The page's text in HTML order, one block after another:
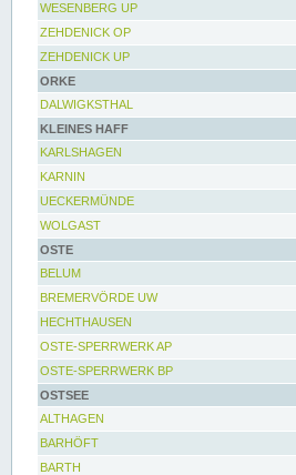
WESENBERG UP
ZEHDENICK OP
ZEHDENICK UP
ORKE
DALWIGKSTHAL
KLEINES HAFF
KARLSHAGEN
KARNIN
UECKERMÜNDE
WOLGAST
OSTE
BELUM
BREMERVÖRDE UW
HECHTHAUSEN
OSTE-SPERRWERK AP
OSTE-SPERRWERK BP
OSTSEE
ALTHAGEN
BARHÖFT
BARTH